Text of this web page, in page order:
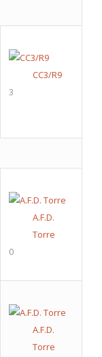
CC3/R9
3
A.F.D.
Torre
0
A.F.D.
Torre